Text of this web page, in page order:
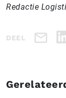
Redactie
DEEL